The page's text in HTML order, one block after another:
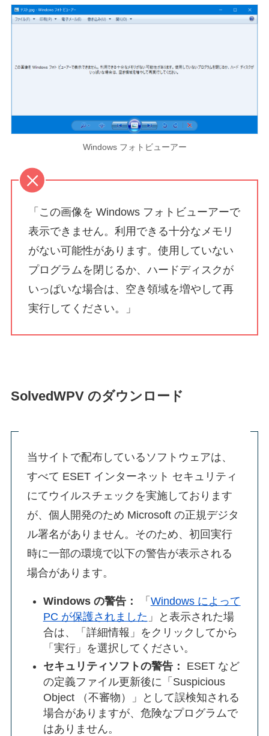
Windows フォトビューアー
「この画像を Windows フォトビューアーで
表示できません。利用できる十分なメモリ
がない可能性があります。使用していない
プログラムを閉じるか、ハードディスクが
いっぱいな場合は、空き領域を増やして再
実行してください。」
SolvedWPV のダウンロード
当サイトで配布しているソフトウェアは、
すべて ESET インターネット セキュリティ
にてウイルスチェックを実施しております
が、個人開発のため Microsoft の正規デジタ
ル署名がありません。そのため、初回実行
時に一部の環境で以下の警告が表示される
場合があります。
Windows の警告： 「 Windows によって
PC が保護されました 」と表示された場
合は、「詳細情報」をクリックしてから
「実行」を選択してください。
セキュリティソフトの警告：
ESET など
の定義ファイル更新後に「Suspicious
Object （不審物）」として誤検知される
場合がありますが、危険なプログラムで
はありません。